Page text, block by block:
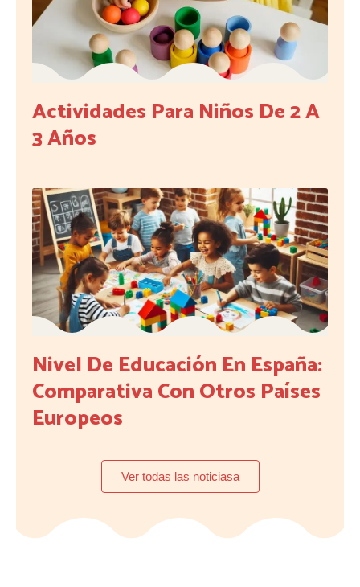
Actividades Para Niños De 2 A
3 Años
Nivel De Educación En España:
Comparativa Con Otros Países
Europeos
Ver todas las noticiasa